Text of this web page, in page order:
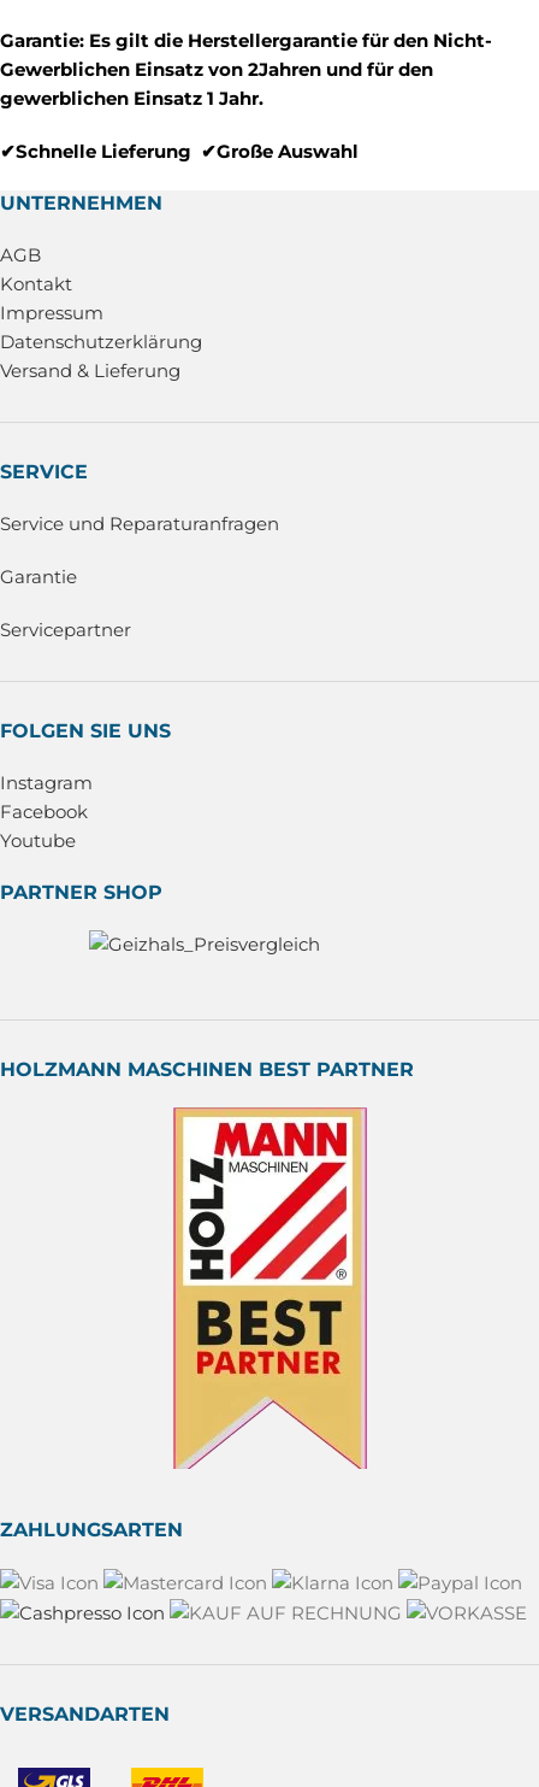
Garantie: Es gilt die Herstellergarantie für den Nicht-
Gewerblichen Einsatz von 2Jahren und für den
gewerblichen Einsatz 1 Jahr.
✔Schnelle Lieferung ✔Große Auswahl
UNTERNEHMEN
AGB
Kontakt
Impressum
Datenschutzerklärung
Versand & Lieferung
SERVICE
Service und Reparaturanfragen
Garantie
Servicepartner
FOLGEN SIE UNS
Instagram
Facebook
Youtube
PARTNER SHOP
HOLZMANN MASCHINEN BEST PARTNER
ZAHLUNGSARTEN
VERSANDARTEN